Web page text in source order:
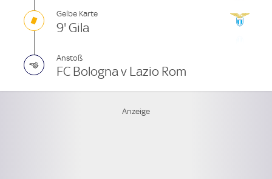
Gelbe Karte
9' Gila
Anstoß
FC Bologna v Lazio Rom